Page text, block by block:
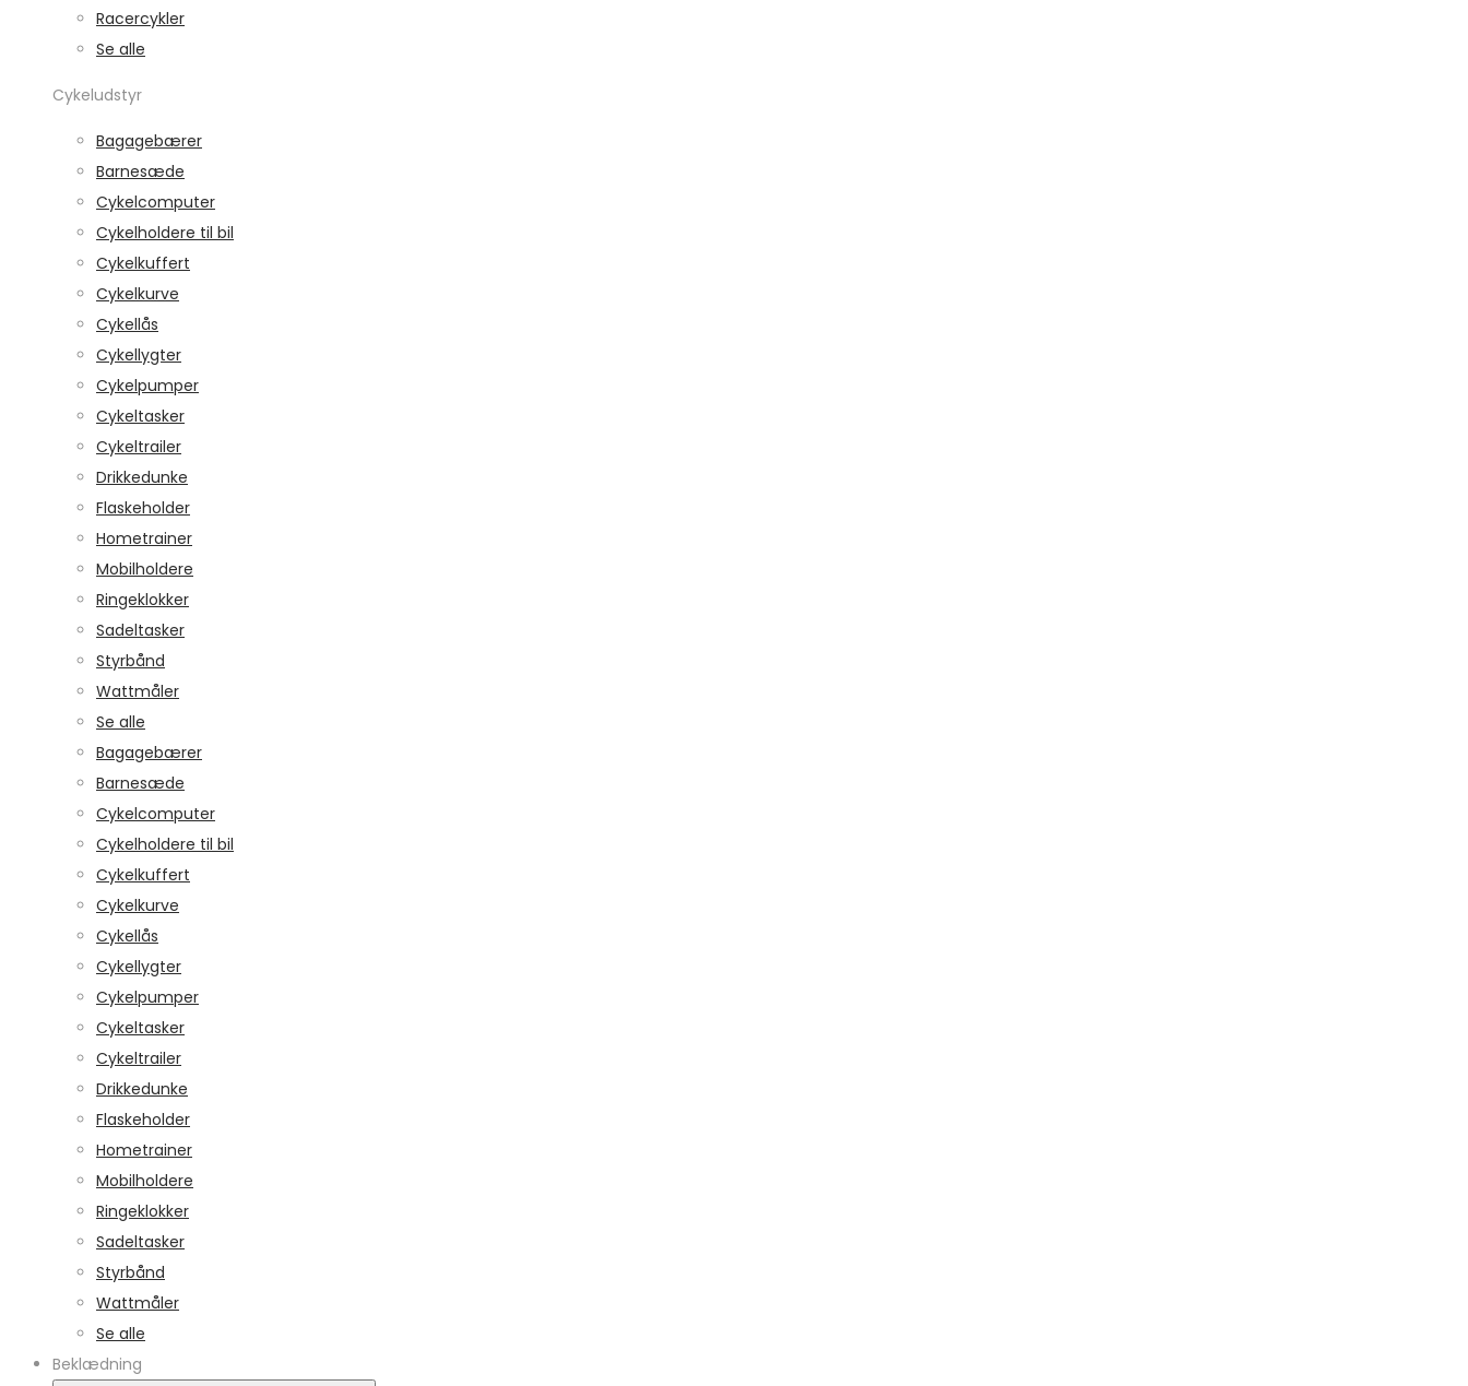
Racercykler
Se alle
Cykeludstyr
Bagagebærer
Barnesæde
Cykelcomputer
Cykelholdere til bil
Cykelkuffert
Cykelkurve
Cykellås
Cykellygter
Cykelpumper
Cykeltasker
Cykeltrailer
Drikkedunke
Flaskeholder
Hometrainer
Mobilholdere
Ringeklokker
Sadeltasker
Styrbånd
Wattmåler
Se alle
Bagagebærer
Barnesæde
Cykelcomputer
Cykelholdere til bil
Cykelkuffert
Cykelkurve
Cykellås
Cykellygter
Cykelpumper
Cykeltasker
Cykeltrailer
Drikkedunke
Flaskeholder
Hometrainer
Mobilholdere
Ringeklokker
Sadeltasker
Styrbånd
Wattmåler
Se alle
Beklædning